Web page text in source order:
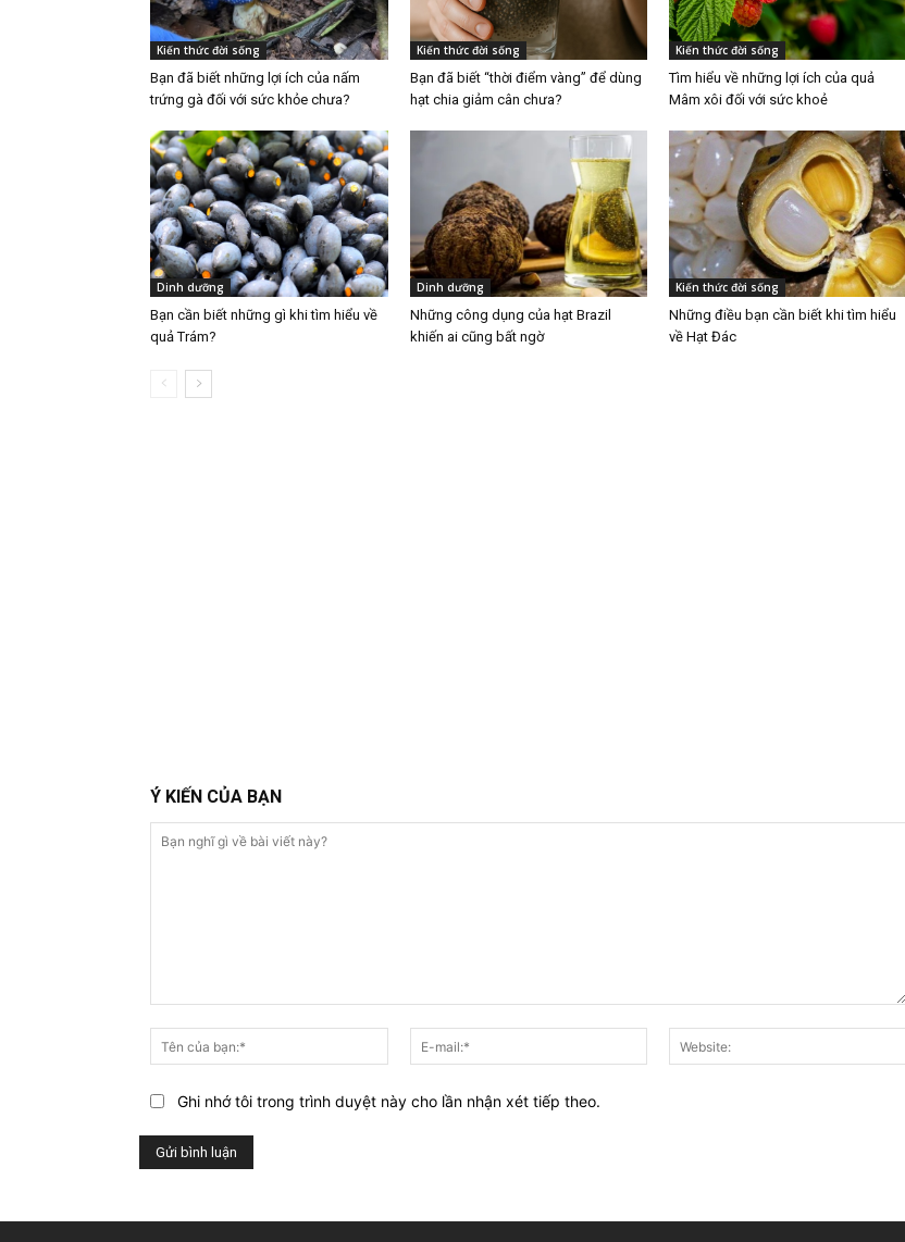
Kiến thức đời sống
Bạn đã biết những lợi ích của nấm
trứng gà đối với sức khỏe chưa?
Kiến thức đời sống
Bạn đã biết “thời điểm vàng” để dùng
hạt chia giảm cân chưa?
Kiến thức đời sống
Tìm hiểu về những lợi ích của quả
Mâm xôi đối với sức khoẻ
Dinh dưỡng
Bạn cần biết những gì khi tìm hiểu về
quả Trám?
Dinh dưỡng
Những công dụng của hạt Brazil
khiến ai cũng bất ngờ
Kiến thức đời sống
Những điều bạn cần biết khi tìm hiểu
về Hạt Đác
Ý KIẾN CỦA BẠN
nghĩ
gì
bài
này?
của
mail:*
Ghi nhớ tôi trong trình duyệt này cho lần nhận xét tiếp theo.